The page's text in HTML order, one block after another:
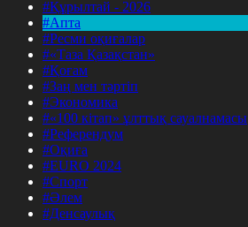
#Құрылтай - 2026
#Апта
#Ресми оқиғалар
#«Таза Қазақстан»
#Қоғам
#Заң мен тәртіп
#Экономика
#«100 кітап» ұлттық сауалнамасы
#Референдум
#Оқиға
#EURO 2024
#Спорт
#Әлем
#Денсаулық